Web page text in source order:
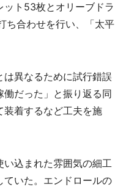
ト53枚とオリーブドラ
ち合わせを行い、「太平
異なるために試行錯誤
だった」と振り返る同
着するなど工夫を施
込まれた雰囲気の細工
いた。エンドロールの